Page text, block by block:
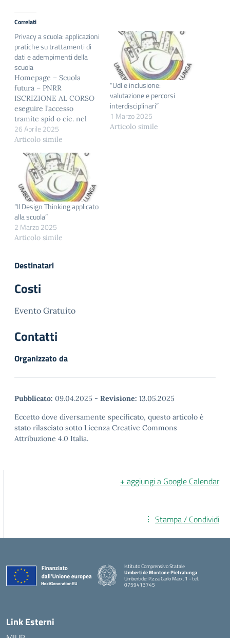
Correlati
Privacy a scuola: applicazioni
pratiche su trattamenti di
dati e adempimenti della
scuola
Homepage – Scuola
futura – PNRR
ISCRIZIONE AL CORSO
eseguire l’accesso
tramite spid o cie. nel
form di ricerca inserire
ID PERCORSO 386205
CALENDARIO INCONTRI
29/04/2025
15:00-17:00
05/05/2025
15:00-17:00
06/05/2025
15:00-17:00
09/05/2025
15:00-17:00
26 Aprile 2025
Articolo simile
“Udl e inclusione:
valutazione e percorsi
interdisciplinari”
1 Marzo 2025
Articolo simile
“Il Design Thinking applicato
alla scuola”
2 Marzo 2025
Articolo simile
Destinatari
Costi
Evento Gratuito
Contatti
Organizzato da
Pubblicato: 09.04.2025 - Revisione: 13.05.2025
Eccetto dove diversamente specificato, questo articolo è
stato rilasciato sotto Licenza Creative Commons
Attribuzione 4.0 Italia.
+ aggiungi a Google Calendar
Stampa / Condividi
Istituto Comprensivo Statale
Umbertide Montone Pietralunga
Umbertide: P.zza Carlo Marx, 1 - tel.
0759413745
Link Esterni